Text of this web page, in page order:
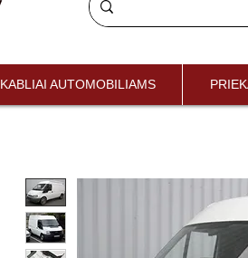
KABLIAI AUTOMOBILIAMS